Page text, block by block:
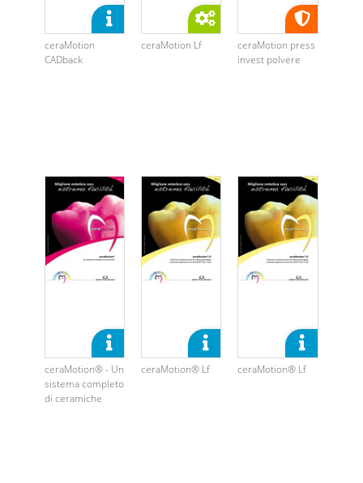
ceraMotion
CADback
ceraMotion Lf
ceraMotion press
invest polvere
ceraMotion® - Un
sistema completo
di ceramiche
ceraMotion® Lf ceraMotion® Lf